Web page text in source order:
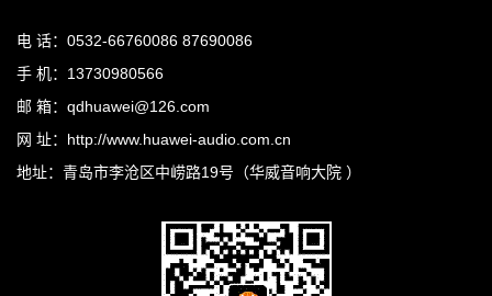
电 话：0532-66760086 87690086
手 机：13730980566
邮 箱：qdhuawei@126.com
网 址：http://www.huawei-audio.com.cn
地址：青岛市李沧区中崂路19号（华威音响大院 ）